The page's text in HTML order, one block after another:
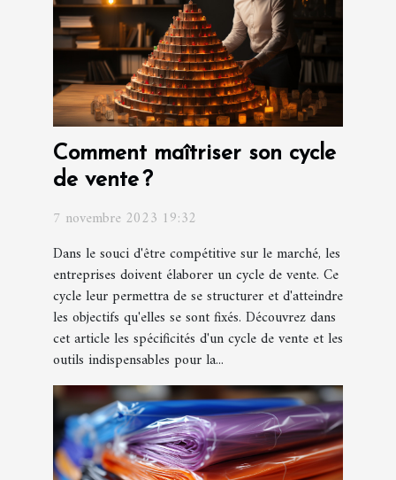
Comment maîtriser son cycle
de vente ?
7 novembre 2023 19:32
Dans le souci d'être compétitive sur le marché, les
entreprises doivent élaborer un cycle de vente. Ce
cycle leur permettra de se structurer et d'atteindre
les objectifs qu'elles se sont fixés. Découvrez dans
cet article les spécificités d'un cycle de vente et les
outils indispensables pour la...